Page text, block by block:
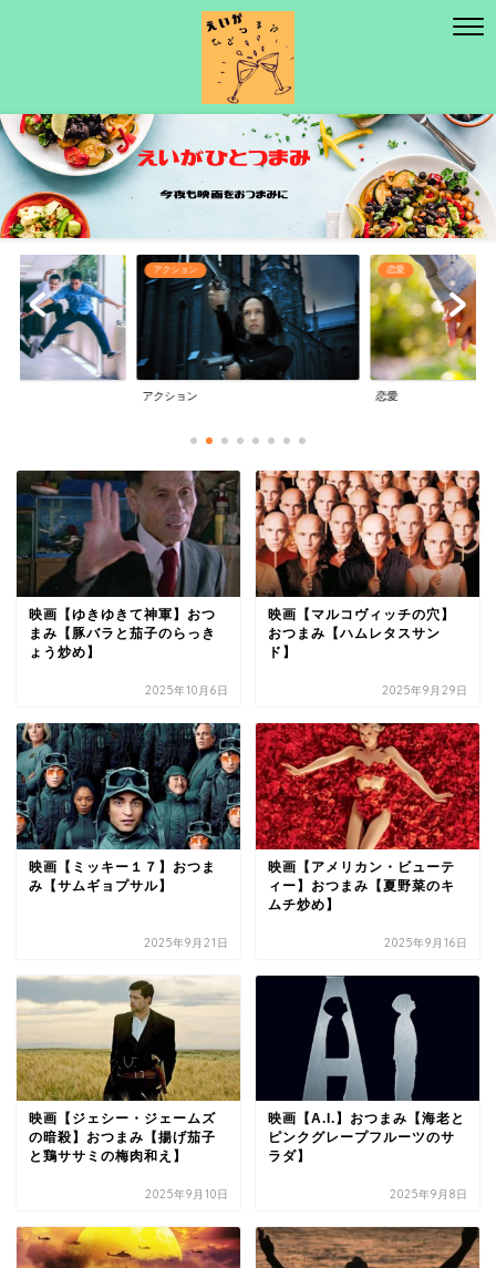
アクション
アクション
恋愛
恋愛
映画【ゆきゆきて神軍】おつ
まみ【豚バラと茄子のらっき
ょう炒め】
2025年10月6日
映画【マルコヴィッチの穴】
おつまみ【ハムレタスサン
ド】
2025年9月29日
映画【ミッキー１７】おつま
み【サムギョプサル】
2025年9月21日
映画【アメリカン・ビューテ
ィー】おつまみ【夏野菜のキ
ムチ炒め】
2025年9月16日
映画【ジェシー・ジェームズ
の暗殺】おつまみ【揚げ茄子
と鶏ササミの梅肉和え】
2025年9月10日
映画【A.I.】おつまみ【海老と
ピンクグレープフルーツのサ
ラダ】
2025年9月8日